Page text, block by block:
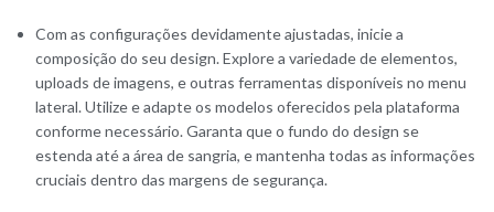
Com as configurações devidamente ajustadas, inicie a
composição do seu design. Explore a variedade de elementos,
uploads de imagens, e outras ferramentas disponíveis no menu
lateral. Utilize e adapte os modelos oferecidos pela plataforma
conforme necessário. Garanta que o fundo do design se
estenda até a área de sangria, e mantenha todas as informações
cruciais dentro das margens de segurança.